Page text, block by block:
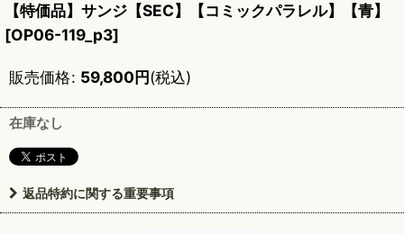
【特価品】サンジ【SEC】【コミックパラレル】【青】
[OP06-119_p3]
販売価格: 59,800円(税込)
在庫なし
返品特約に関する重要事項